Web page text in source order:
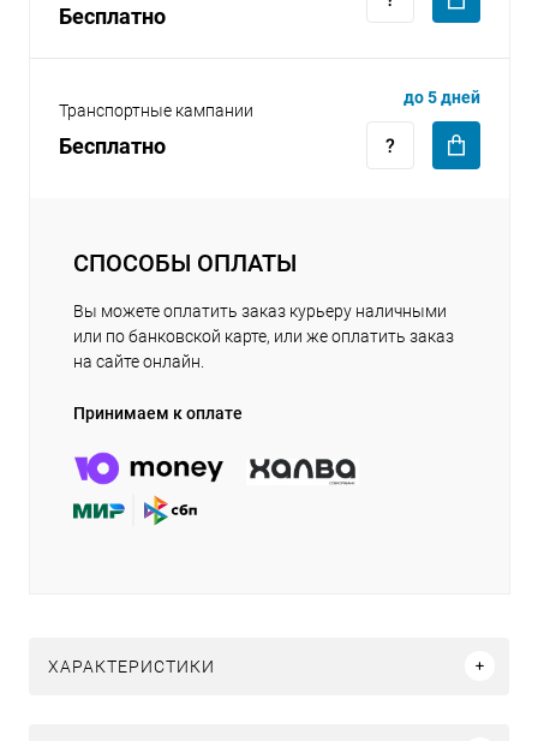
Бесплатно
Транспортные кампании
Бесплатно
до 5 дней
СПОСОБЫ ОПЛАТЫ
Вы можете оплатить заказ курьеру наличными
или по банковской карте, или же оплатить заказ
на сайте онлайн.
Принимаем к оплате
ХАРАКТЕРИСТИКИ
раз в 2 недели